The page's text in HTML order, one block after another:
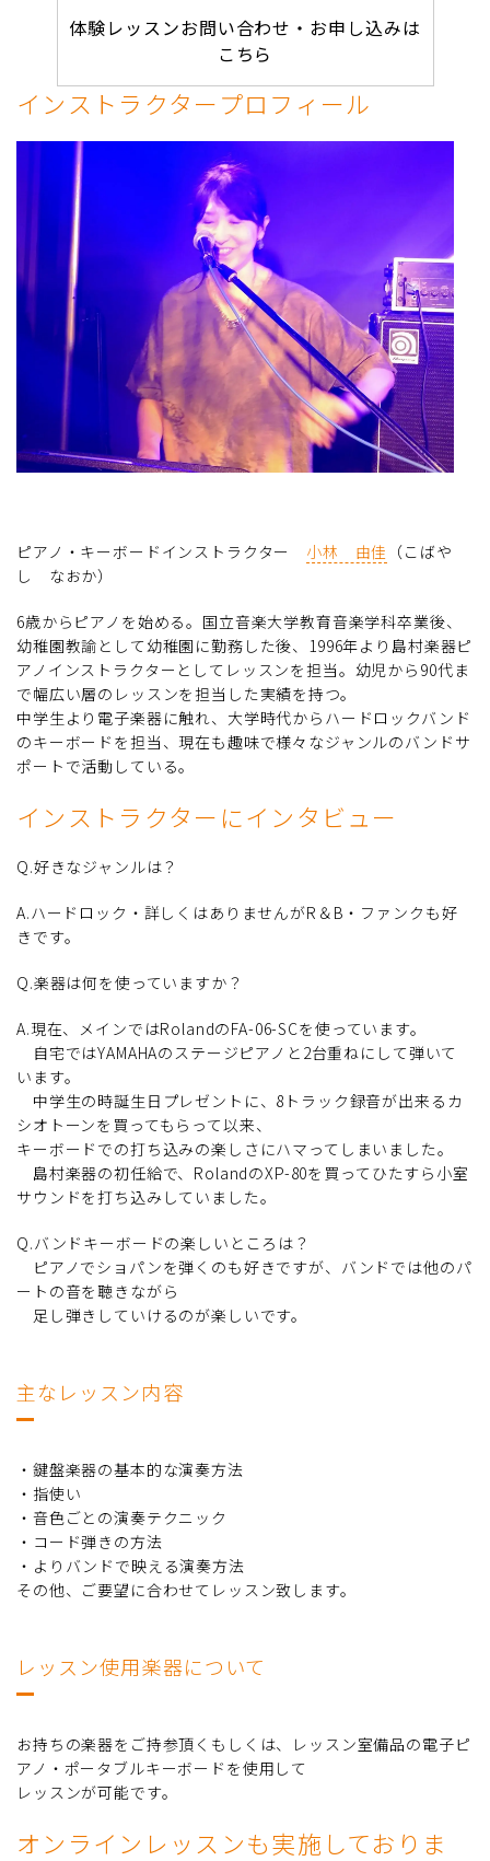
体験レッスンお問い合わせ・お申し込みは
こちら
インストラクタープロフィール
ピアノ・キーボードインストラクター 小林 由佳 （こばや
し なおか）
6歳からピアノを始める。国立音楽大学教育音楽学科卒業後、
幼稚園教諭として幼稚園に勤務した後、1996年より島村楽器ピ
アノインストラクターとしてレッスンを担当。幼児から90代ま
で幅広い層のレッスンを担当した実績を持つ。
中学生より電子楽器に触れ、大学時代からハードロックバンド
のキーボードを担当、現在も趣味で様々なジャンルのバンドサ
ポートで活動している。
インストラクターにインタビュー
Q.好きなジャンルは？
A.ハードロック・詳しくはありませんがR＆B・ファンクも好
きです。
Q.楽器は何を使っていますか？
A.現在、メインではRolandのFA-06-SCを使っています。
自宅ではYAMAHAのステージピアノと2台重ねにして弾いて
います。
中学生の時誕生日プレゼントに、8トラック録音が出来るカ
シオトーンを買ってもらって以来、
キーボードでの打ち込みの楽しさにハマってしまいました。
島村楽器の初任給で、RolandのXP-80を買ってひたすら小室
サウンドを打ち込みしていました。
Q.バンドキーボードの楽しいところは？
ピアノでショパンを弾くのも好きですが、バンドでは他のパ
ートの音を聴きながら
足し弾きしていけるのが楽しいです。
主なレッスン内容
・鍵盤楽器の基本的な演奏方法
・指使い
・音色ごとの演奏テクニック
・コード弾きの方法
・よりバンドで映える演奏方法
その他、ご要望に合わせてレッスン致します。
レッスン使用楽器について
お持ちの楽器をご持参頂くもしくは、レッスン室備品の電子ピ
アノ・ポータブルキーボードを使用して
レッスンが可能です。
オンラインレッスンも実施しておりま